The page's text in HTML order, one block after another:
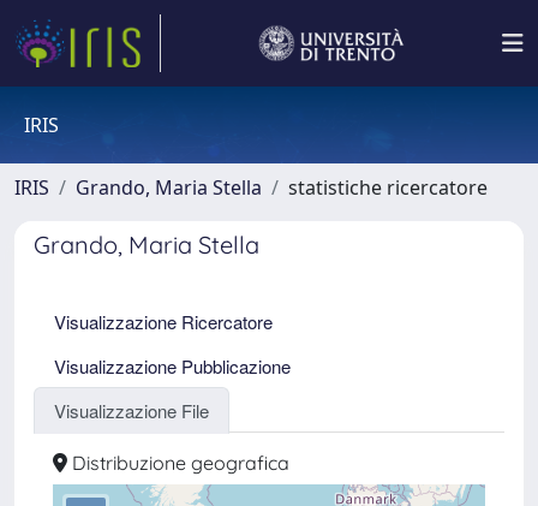
IRIS
IRIS Grando, Maria Stella statistiche ricercatore
Grando, Maria Stella
Visualizzazione Ricercatore
Visualizzazione Pubblicazione
Visualizzazione File
Distribuzione geografica